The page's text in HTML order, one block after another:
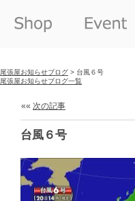
尾張屋お知らせブログ > 台風６号
尾張屋お知らせブログ一覧
«« 次の記事
台風６号